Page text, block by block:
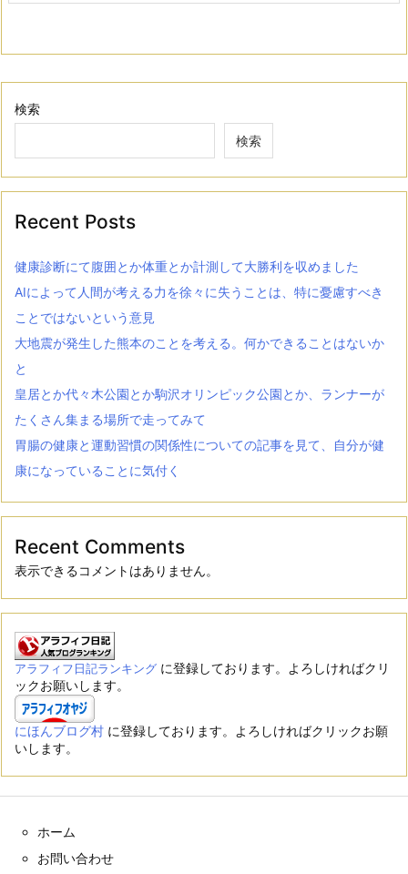
検索
検索
Recent Posts
健康診断にて腹囲とか体重とか計測して大勝利を収めました
AIによって人間が考える力を徐々に失うことは、特に憂慮すべき
ことではないという意見
大地震が発生した熊本のことを考える。何かできることはないか
と
皇居とか代々木公園とか駒沢オリンピック公園とか、ランナーが
たくさん集まる場所で走ってみて
胃腸の健康と運動習慣の関係性についての記事を見て、自分が健
康になっていることに気付く
Recent Comments
表示できるコメントはありません。
アラフィフ日記ランキング に登録しております。よろしければクリ
ックお願いします。
にほんブログ村 に登録しております。よろしければクリックお願
いします。
ホーム
お問い合わせ